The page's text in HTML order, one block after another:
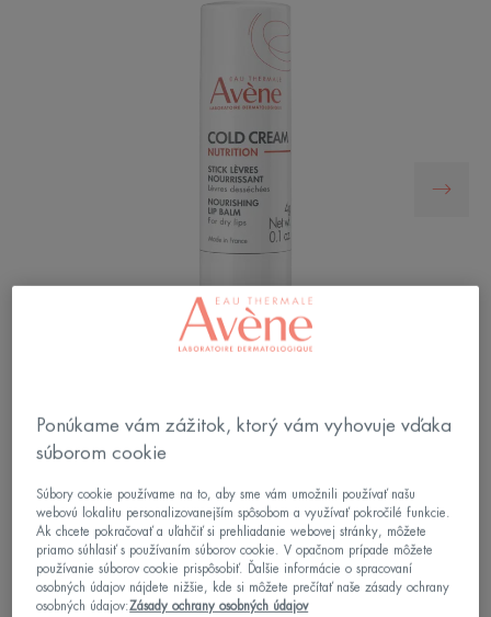
Výživná starostlivosť o suché a popraskané pery
Hlboko upokojujúci pocit.
Vyživuje, chráni, upokojuje
Ponúkame vám zážitok, ktorý vám vyhovuje vďaka
súborom cookie
Súbory cookie používame na to, aby sme vám umožnili používať našu
webovú lokalitu personalizovanejším spôsobom a využívať pokročilé funkcie.
Ak chcete pokračovať a uľahčiť si prehliadanie webovej stránky, môžete
priamo súhlasiť s používaním súborov cookie. V opačnom prípade môžete
používanie súborov cookie prispôsobiť. Ďalšie informácie o spracovaní
osobných údajov nájdete nižšie, kde si môžete prečítať naše zásady ochrany
osobných údajov:Zásady ochrany osobných údajov